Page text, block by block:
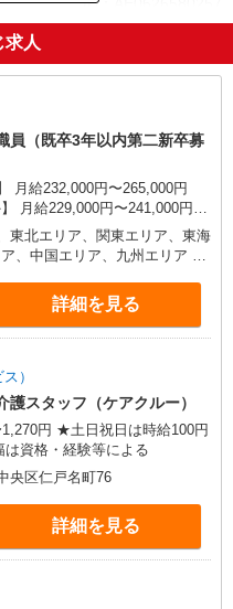
了
求人
員（既卒3年以内第二新卒募
月給232,000円〜265,000円
月給229,000円〜241,000円
なります ※地域手当含む ※交
当は待遇項目を参照 ◎キャ
デル（参考値） 一般職（平均
円 事業所長（平均勤続年数10
なる人もいます！）500万円
続年数13年）650万円 エリア
東北エリア、関東エリア、東海
、中国エリア、九州エリア ※
Ｉターン歓迎！会社都合によ
せん！
詳細を見る
）
スタッフ（ケアクルー）
日は時給100円
資格・経験等による
央区仁戸名町76
詳細を見る